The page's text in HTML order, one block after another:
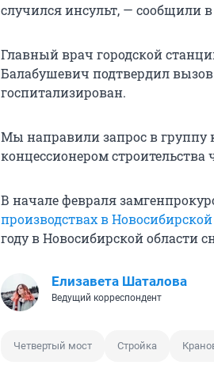
случился инсульт, — сообщили
Главный врач городской
Балабушевич подтвердил
госпитализирован.
Мы направили запрос в группу
концессионером строительства
В начале февраля
производствах в
году в Новосибирской области
Елизавета Шаталова
Ведущий корреспондент
Четвертый мост Стройка